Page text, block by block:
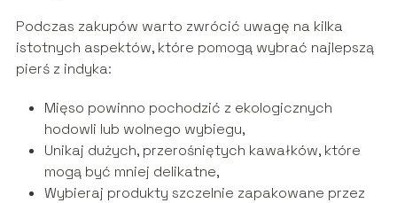
Podczas zakupów warto zwrócić uwagę na kilka
istotnych aspektów, które pomogą wybrać najlepszą
pierś z indyka:
Mięso powinno pochodzić z ekologicznych
hodowli lub wolnego wybiegu,
Unikaj dużych, przerośniętych kawałków, które
mogą być mniej delikatne,
Wybieraj produkty szczelnie zapakowane przez